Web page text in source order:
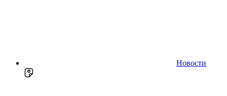
Новости